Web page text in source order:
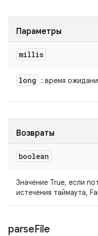
Параметры
millis
long : время
Возвраты
boolean
Значение True, если
истечения таймаута,
parseFile